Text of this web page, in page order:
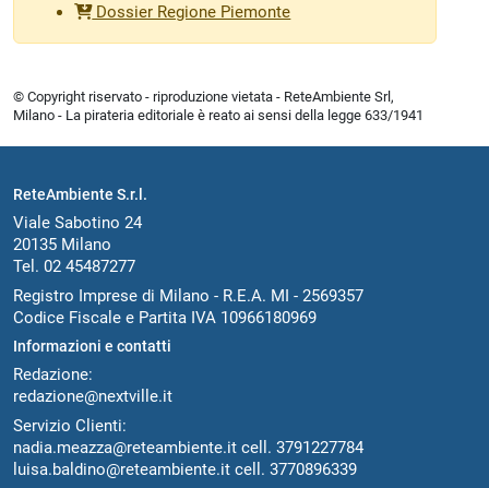
Dossier Regione Piemonte
© Copyright riservato - riproduzione vietata - ReteAmbiente Srl,
Milano - La pirateria editoriale è reato ai sensi della legge 633/1941
ReteAmbiente S.r.l.
Viale Sabotino 24
20135 Milano
Tel. 02 45487277
Registro Imprese di Milano - R.E.A. MI - 2569357
Codice Fiscale e Partita IVA 10966180969
Informazioni e contatti
Redazione:
redazione@nextville.it
Servizio Clienti:
nadia.meazza@reteambiente.it cell. 3791227784
luisa.baldino@reteambiente.it cell. 3770896339